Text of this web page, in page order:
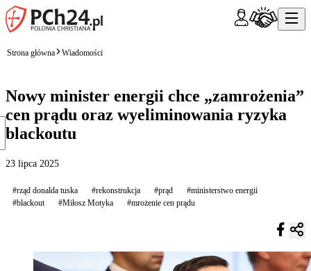
Strona główna Wiadomości
Nowy minister energii chce „zamrożenia”
cen prądu oraz wyeliminowania ryzyka
blackoutu
23 lipca 2025
#rząd donalda tuska #rekonstrukcja #prąd
#ministerstwo energii
#blackout
#Miłosz Motyka #mrożenie cen prądu